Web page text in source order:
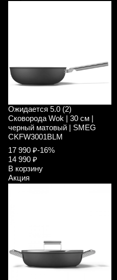
Ожидается 5.0 (2)
Сковорода Wok | 30 см |
черный матовый | SMEG
CKFW3001BLM
17 990 ₽-16%
14 990 ₽
В корзину
Акция